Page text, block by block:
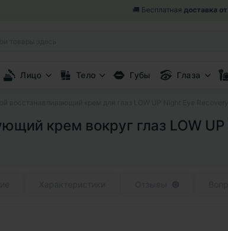
🎁 Возвращаем 5% от заказа
Лицо Тело Губы Глаза
крем вокруг глаз LOW